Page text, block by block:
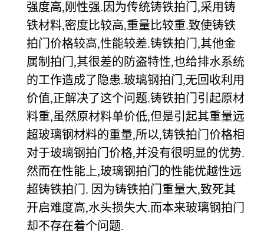
强度高,刚性强.因为传统铸铁拍门,采用铸
铁材料,密度比较高,重量比较重.致使铸铁
拍门价格较高,性能较差.铸铁拍门,其他金
属制拍门,其很差的防盗特性,也给排水系统
的工作造成了隐患.玻璃钢拍门,无回收利用
价值,正解决了这个问题.铸铁拍门引起原材
料重,虽然原材料单价低,但是引起其重量远
超玻璃钢材料的重量,所以,铸铁拍门价格相
对于玻璃钢拍门价格,并没有很明显的优势.
然而在性能上,玻璃钢拍门的性能优越性远
超铸铁拍门. 因为铸铁拍门重量大,致死其
开启难度高,水头损失大.而本来玻璃钢拍门
却不存在着个问题.